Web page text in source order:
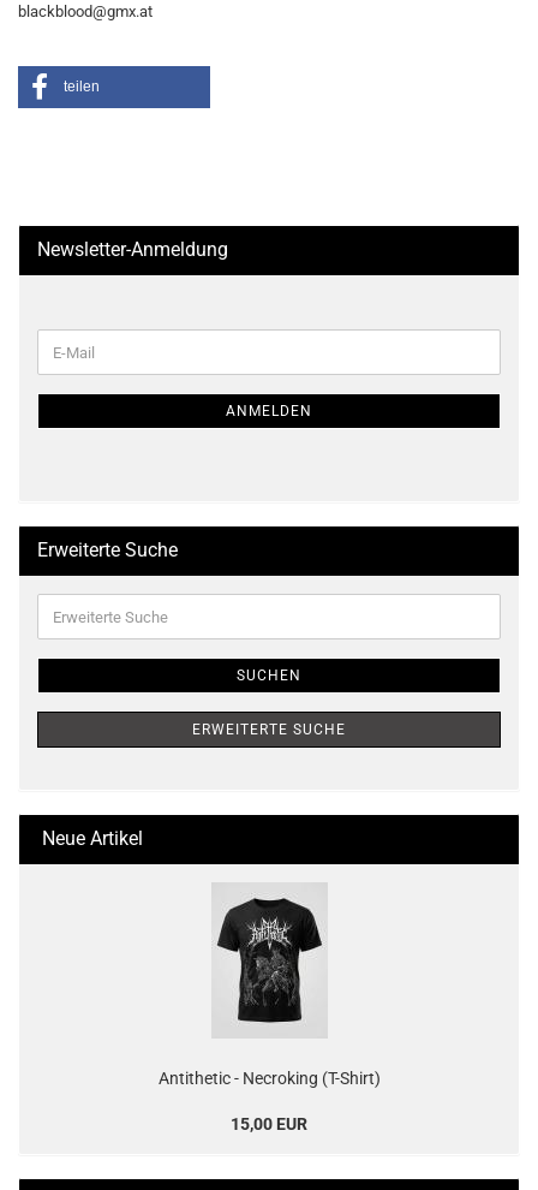
blackblood@gmx.at
teilen
Newsletter-Anmeldung
ZUR
E-
Mail
ANMELDEN
Erweiterte Suche
Suche
SUCHEN
ERWEITERTE SUCHE
Neue Artikel
Antithetic - Necroking (T-Shirt)
15,00 EUR